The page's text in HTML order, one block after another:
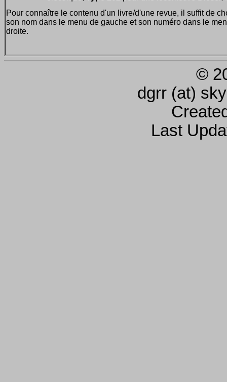
Pour connaître le contenu d'un livre/d'une revue, il suffit de
son nom dans le menu de gauche et son numéro dans le
droite.
©
dgrr (at)
Last